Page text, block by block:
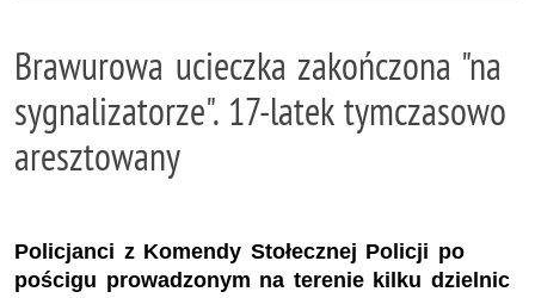
Brawurowa ucieczka zakończona "na
sygnalizatorze". 17-latek tymczasowo
aresztowany
Policjanci z Komendy Stołecznej Policji po
pościgu prowadzonym na terenie kilku dzielnic